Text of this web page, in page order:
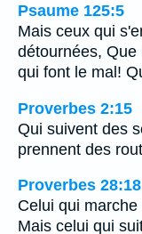
Psaume 125:5
Mais ceux qui
détournées,
qui font le mal!
Proverbes 2:15
Qui suivent des
prennent des
Proverbes 28:18
Celui qui
Mais celui qui